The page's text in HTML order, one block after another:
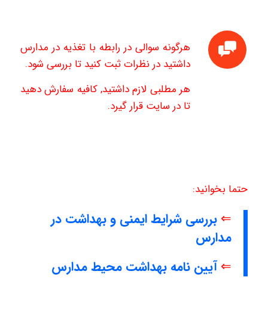
هرگونه سوالی در رابطه با تغذیه در مدارس
داشتید در نظرات ثبت کنید تا بررسی شود.
هر مطلبی لازم داشتید, کافیه سفارش دهید
تا در سایت قرار گیرد.
حتما بخوانید:
⇐ بررسی شرایط ایمنی و بهداشت در
مدارس
⇐آیین نامه بهداشت محیط مدارس